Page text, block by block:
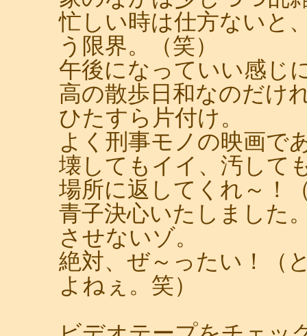
忙しい時は仕方ないと
う限界。（笑）
午後になっていい感じ
高の散歩日和なのだけ
ひたすら片付け。
よく刑事モノの映画で
壊してもイイ、汚して
場所に返してくれ～！
青子決心いたしました
させないゾ。
絶対、ぜ～ったい！（
よねぇ。笑）